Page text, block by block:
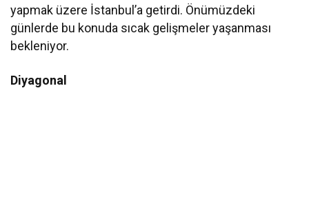
yapmak üzere İstanbul’a getirdi. Önümüzdeki
günlerde bu konuda sıcak gelişmeler yaşanması
bekleniyor.
Diyagonal